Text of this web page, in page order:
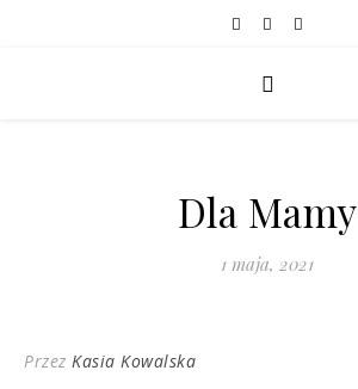
Dla Mamy
1 maja, 2021
Przez Kasia Kowalska